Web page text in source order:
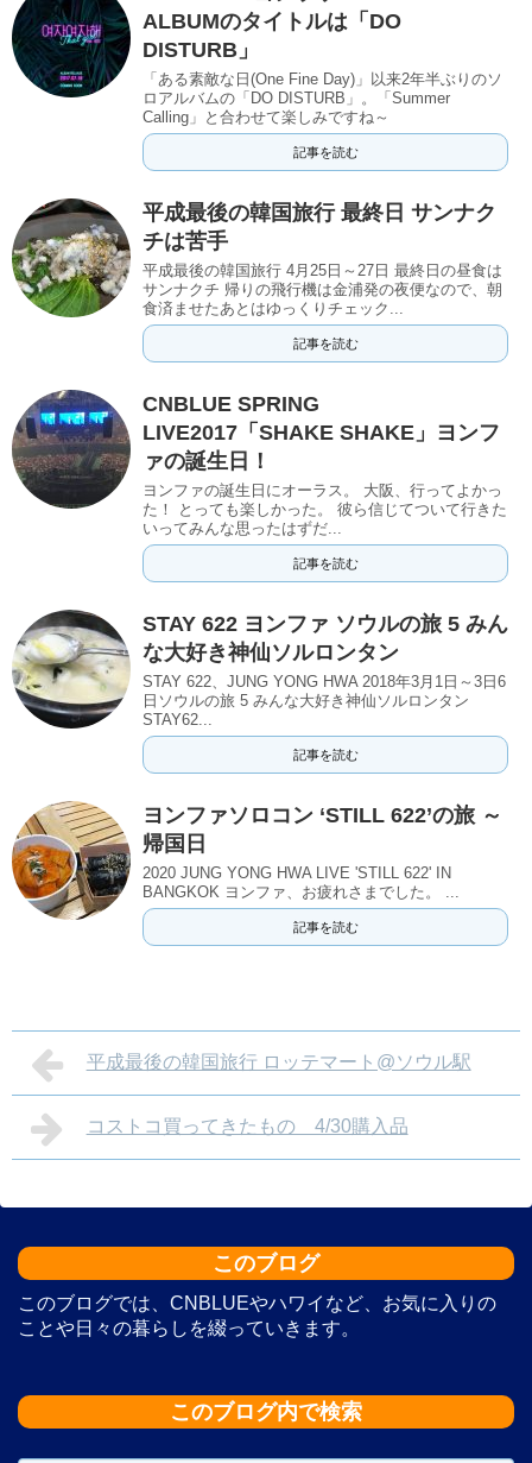
ALBUMのタイトルは「DO
DISTURB」
「ある素敵な日(One Fine Day)」以来2年半ぶりのソ
ロアルバムの「DO DISTURB」。「Summer
Calling」と合わせて楽しみですね～
記事を読む
平成最後の韓国旅行 最終日 サンナク
チは苦手
平成最後の韓国旅行 4月25日～27日 最終日の昼食は
サンナクチ 帰りの飛行機は金浦発の夜便なので、朝
食済ませたあとはゆっくりチェック...
記事を読む
CNBLUE SPRING
LIVE2017「SHAKE SHAKE」ヨンフ
ァの誕生日！
ヨンファの誕生日にオーラス。 大阪、行ってよかっ
た！ とっても楽しかった。 彼ら信じてついて行きた
いってみんな思ったはずだ...
記事を読む
STAY 622 ヨンファ ソウルの旅 5 みん
な大好き神仙ソルロンタン
STAY 622、JUNG YONG HWA 2018年3月1日～3日6
日ソウルの旅 5 みんな大好き神仙ソルロンタン
STAY62...
記事を読む
ヨンファソロコン ‘STILL 622’の旅 ～
帰国日
2020 JUNG YONG HWA LIVE 'STILL 622' IN
BANGKOK ヨンファ、お疲れさまでした。 ...
記事を読む
平成最後の韓国旅行 ロッテマート@ソウル駅
コストコ買ってきたもの 4/30購入品
このブログ
このブログでは、CNBLUEやハワイなど、お気に入りの
ことや日々の暮らしを綴っていきます。
このブログ内で検索